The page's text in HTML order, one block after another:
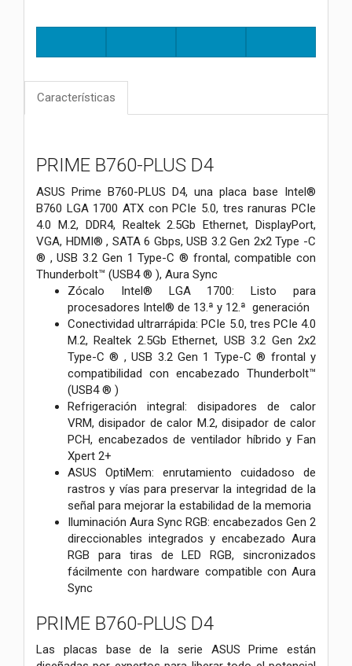
Características
PRIME B760-PLUS D4
ASUS Prime B760-PLUS D4, una placa base Intel®
B760 LGA 1700 ATX con PCIe 5.0, tres ranuras PCIe
4.0 M.2, DDR4, Realtek 2.5Gb Ethernet, DisplayPort,
VGA, HDMI® , SATA 6 Gbps, USB 3.2 Gen 2x2 Type -C
® , USB 3.2 Gen 1 Type-C ® frontal, compatible con
Thunderbolt™ (USB4 ® ), Aura Sync
Zócalo Intel® LGA 1700: Listo para
procesadores Intel® de 13.ª y 12.ª generación
Conectividad ultrarrápida: PCIe 5.0, tres PCIe 4.0
M.2, Realtek 2.5Gb Ethernet, USB 3.2 Gen 2x2
Type-C ® , USB 3.2 Gen 1 Type-C ® frontal y
compatibilidad con encabezado Thunderbolt™
(USB4 ® )
Refrigeración integral: disipadores de calor
VRM, disipador de calor M.2, disipador de calor
PCH, encabezados de ventilador híbrido y Fan
Xpert 2+
ASUS OptiMem: enrutamiento cuidadoso de
rastros y vías para preservar la integridad de la
señal para mejorar la estabilidad de la memoria
Iluminación Aura Sync RGB: encabezados Gen 2
direccionables integrados y encabezado Aura
RGB para tiras de LED RGB, sincronizados
fácilmente con hardware compatible con Aura
Sync
PRIME B760-PLUS D4
Las placas base de la serie ASUS Prime están